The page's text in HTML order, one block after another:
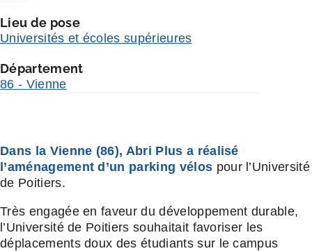
Lieu de pose
Universités et écoles supérieures
Département
86 - Vienne
Dans la Vienne (86), Abri Plus a réalisé
l’aménagement d’un parking vélos pour l’Université
de Poitiers.
Très engagée en faveur du développement durable,
l’Université de Poitiers souhaitait favoriser les
déplacements doux des étudiants sur le campus